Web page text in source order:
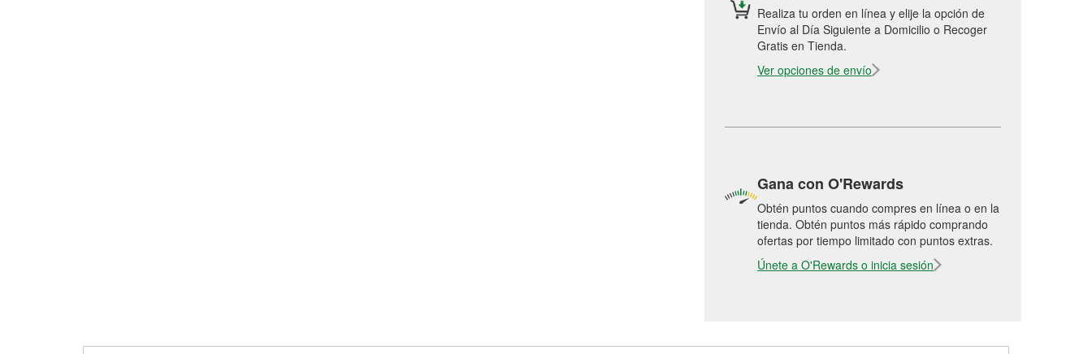
Realiza tu orden en línea y elije la opción de
Envío al Día Siguiente a Domicilio o Recoger
Gratis en Tienda.
Ver opciones de envío
Gana con O'Rewards
Obtén puntos cuando compres en línea o en la
tienda. Obtén puntos más rápido comprando
ofertas por tiempo limitado con puntos extras.
Únete a O'Rewards o inicia sesión